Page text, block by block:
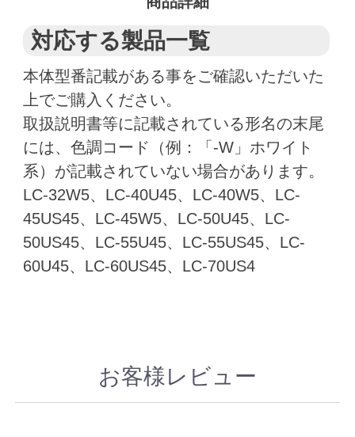
対応する製品一覧
本体型番記載がある事をご確認いただいた
上でご購入ください。
取扱説明書等に記載されている形名の末尾
には、色調コード（例：「-W」ホワイト
系）が記載されていない場合があります。
LC-32W5、LC-40U45、LC-40W5、LC-
45US45、LC-45W5、LC-50U45、LC-
50US45、LC-55U45、LC-55US45、LC-
60U45、LC-60US45、LC-70US4
お客様レビュー